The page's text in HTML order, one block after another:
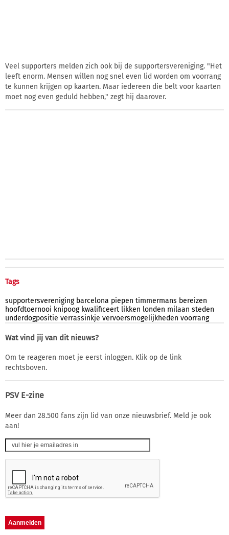
Veel supporters melden zich ook bij de supportersvereniging. "Het
leeft enorm. Mensen willen nog snel even lid worden om voorrang
te kunnen krijgen op kaarten. Maar iedereen die belt voor kaarten
moet nog even geduld hebben," zegt hij daarover.
Tags
supportersvereniging barcelona piepen timmermans bereizen
hoofdtoernooi knipoog kwalificeert likken londen milaan steden
underdogpositie verrassinkje vervoersmogelijkheden voorrang
Wat vind jij van dit nieuws?
Om te reageren moet je eerst inloggen. Klik op de link
rechtsboven.
PSV E-zine
Meer dan 28.500 fans zijn lid van onze nieuwsbrief. Meld je ook
aan!